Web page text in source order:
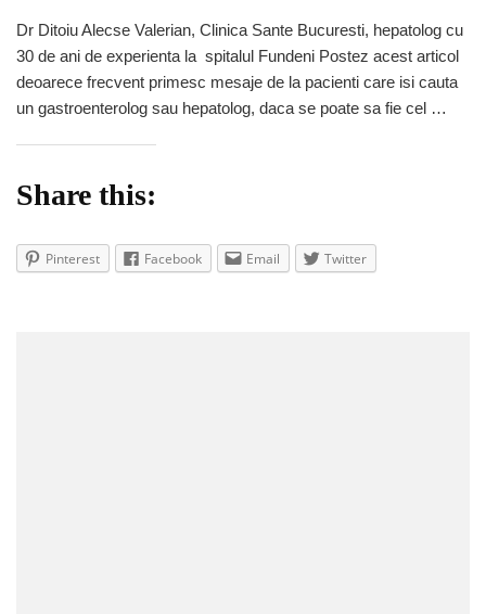
mai
bun
gastroenterolog,
cel
bun
hepatolog..
841
Dr Ditoiu Alecse Valerian, Clinica Sante Bucuresti, hepatolog cu
30 de ani de experienta la spitalul Fundeni Postez acest articol
deoarece frecvent primesc mesaje de la pacienti care isi cauta
un gastroenterolog sau hepatolog, daca se poate sa fie cel …
Share this:
Pinterest Facebook Email Twitter